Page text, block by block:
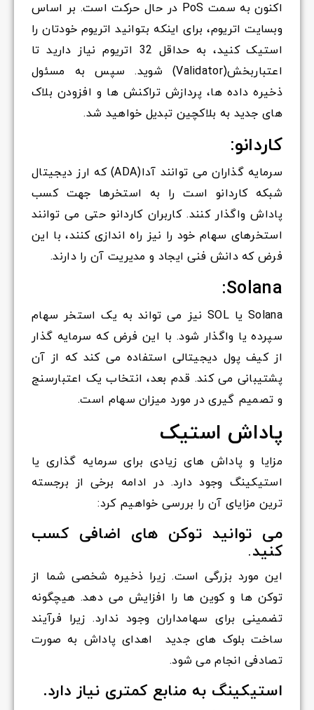
اکنون به سمت PoS در حال حرکت است. بر اساس
وبسایت اتریوم، برای اینکه بتوانید اتریوم خودتان را
استیک کنید، به حداقل 32 اتریوم نیاز دارید تا
اعتباربخش(Validator) شوید. سپس به مسئول
ذخیره داده ها، پردازش تراکنش ها و افزودن بلاک
های جدید به بلاکچین تبدیل خواهید شد.
کاردانو:
سرمایه گذاران می توانند آدا(ADA) که ارز دیجیتال
شبکه کاردانو است را به استخرها جهت کسب
پاداش واگذار کنند. کاربران کاردانو حتی می توانند
استخرهای سهام خود را نیز راه اندازی کنند، با این
فرض که دانش فنی ایجاد و مدیریت آن را دارند.
Solana:
Solana یا SOL نیز می تواند به یک استخر سهام
سپرده یا واگذار شود. با این فرض که سرمایه گذار
از کیف پول دیجیتالی استفاده می کند که از آن
پشتیبانی می کند. قدم بعد، انتخاب یک اعتبارسنج
و تصمیم گیری در مورد میزان سهام است.
پاداش استیک
مزایا و پاداش های زیادی برای سرمایه گذاری یا
استیکینگ وجود دارد. در ادامه برخی از برجسته
ترین مزایای آن را بررسی خواهیم کرد:
می توانید توکن های اضافی کسب
کنید.
این مورد بزرگی است. زیرا ذخیره شخصی شما از
توکن ها و کوین ها را افزایش می دهد. هیچگونه
تضمینی برای سهامداران وجود ندارد. زیرا فرآیند
ساخت بلوک های جدید اهدای پاداش به صورت
تصادفی انجام می شود.
استیکینگ به منابع کمتری نیاز دارد.